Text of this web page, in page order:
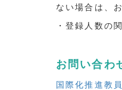
ない場合は、
・登録人数の
お問い合わ
国際化推進教員